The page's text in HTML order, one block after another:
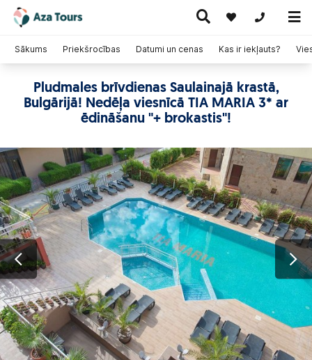
+371
Ceļojumi
pa Eiropu
(ar
lidmašīnu)
Kruīzi
Karstie
piedāvājumi
Pludmales brīvdienas Saulainajā krastā,
Bulgārijā! Nedēļa viesnīcā TIA MARIA 3* ar
ēdināšanu "+ brokastis"!
Sākums Priekšrocības Datumi un cenas Kas ir iekļauts?